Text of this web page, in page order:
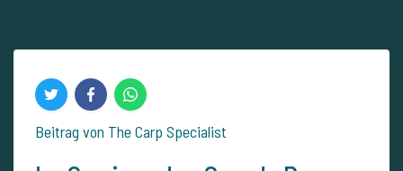
Beitrag von The Carp Specialist